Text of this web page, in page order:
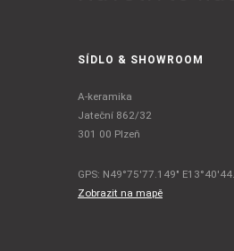
SÍDLO & SHOWROOM
A-keramika
Jateční 862/32
301 00 Plzeň
GPS: N49°75'77.149"
Zobrazit na mapě